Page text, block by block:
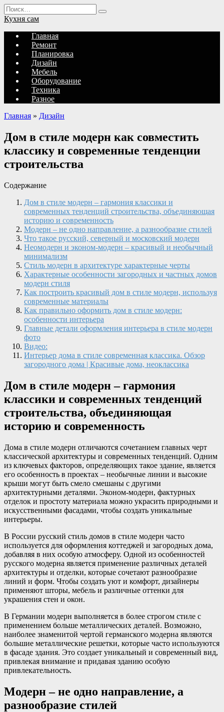
Перейти
к
содержанию
Search
for:
Кухня сам
Главная
Ремонт
Планировка
Дизайн
Мебель
Оборудование
Техника
Разное
Главная » Дизайн
Дом в стиле модерн как совместить
классику и современные тенденции
строительства
Содержание
Дом в стиле модерн – гармония классики и
современных тенденций строительства, объединяющая
историю и современность
Модерн – не одно направление, а разнообразие стилей
Что такое русский, северный и московский модерн
Неомодерн и эконом-модерн – красивый и необычный
минимализм
Стиль модерн в архитектуре характерные черты
Характерные особенности загородных и частных домов
модерн стиля
Как построить красивый дом в стиле модерн, используя
современные материалы
Как правильно оформить дом в стиле модерн:
особенности интерьера
Главные детали оформления интерьера в стиле модерн
фото
Видео:
Интерьер дома в стиле современная классика. Обзор
загородного дома | Красивые дома, неоклассика
Дом в стиле модерн – гармония
классики и современных тенденций
строительства, объединяющая
историю и современность
Дома в стиле модерн отличаются сочетанием главных черт
классической архитектуры и современных тенденций. Одним
из ключевых факторов, определяющих такое здание, является
его особенность в проектах – необычные линии и высокие
крыши могут быть смело смешаны с другими
архитектурными деталями. Эконом-модерн, фактурных
отделок и простоту материала можно украсить природными и
искусственными фасадами, чтобы создать уникальные
интерьеры.
В России русский стиль домов в стиле модерн часто
используется для оформления коттеджей и загородных дома,
добавляя в них особую атмосферу. Одной из особенностей
русского модерна является применение различных деталей
архитектуры и отделки, которые сочетают разнообразие
линий и форм. Чтобы создать уют и комфорт, дизайнеры
применяют шторы, мебель и различные оттенки для
украшения стен и окон.
В Германии модерн выполняется в более строгом стиле с
применением больше металлических деталей. Возможно,
наиболее знаменитой чертой германского модерна являются
большие металлические решетки, которые часто используются
в фасаде здания. Это создает уникальный и современный вид,
привлекая внимание и придавая зданию особую
привлекательность.
Модерн – не одно направление, а
разнообразие стилей